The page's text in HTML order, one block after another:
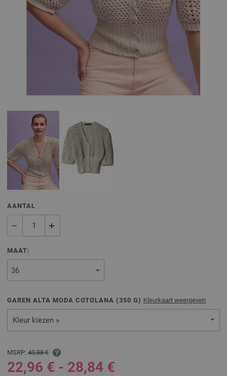
AANTAL
MAAT:
GAREN ALTA MODA COTOLANA (350 G) Kleurkaart weergeven
Kleur kiezen »
MSRP: 40,88 €
22,96 € - 28,84 €